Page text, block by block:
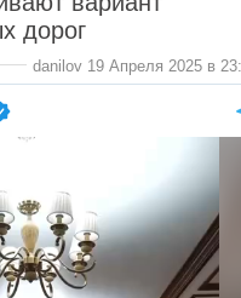
дорог
danilov 19 Апреля 2025 в